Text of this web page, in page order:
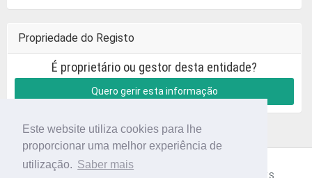
Este website utiliza cookies para lhe
proporcionar uma melhor experiência de
utilização. Saber mais
Propriedade do Registo
É proprietário ou gestor desta entidade?
Quero gerir esta informação
TERMOS E CONDIÇÕES